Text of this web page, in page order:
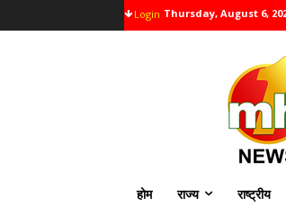
Login Thursday, August 6,
होम राज्य राष्ट्रीय